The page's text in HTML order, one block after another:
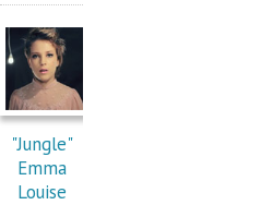
"Jungle"
Emma
Louise